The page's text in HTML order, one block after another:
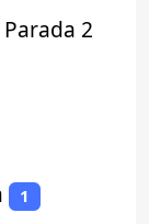
2
1